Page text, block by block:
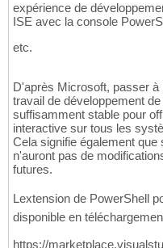
expérience de
ISE avec la console
etc.
D'après Microsoft, passer à
travail de développement
suffisamment stable pour
interactive sur tous les
Cela signifie également
n'auront pas de
futures.
Lextension de PowerShell
disponible en
https://